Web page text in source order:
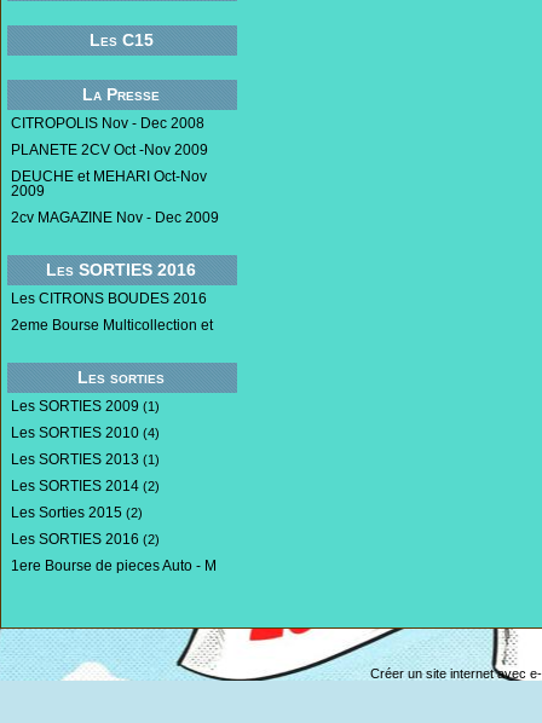
Les C15
La Presse
CITROPOLIS Nov - Dec 2008
PLANETE 2CV Oct -Nov 2009
DEUCHE et MEHARI Oct-Nov
2009
2cv MAGAZINE Nov - Dec 2009
Les SORTIES 2016
Les CITRONS BOUDES 2016
2eme Bourse Multicollection et
Les sorties
Les SORTIES 2009 (1)
Les SORTIES 2010 (4)
Les SORTIES 2013 (1)
Les SORTIES 2014 (2)
Les Sorties 2015 (2)
Les SORTIES 2016 (2)
1ere Bourse de pieces Auto - M
Créer un site internet avec